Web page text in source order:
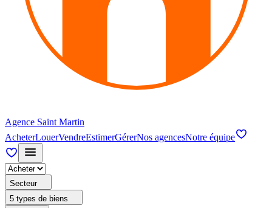
Agence Saint Martin
AcheterLouerVendreEstimerGérerNos agencesNotre équipe
Secteur
5 types de biens